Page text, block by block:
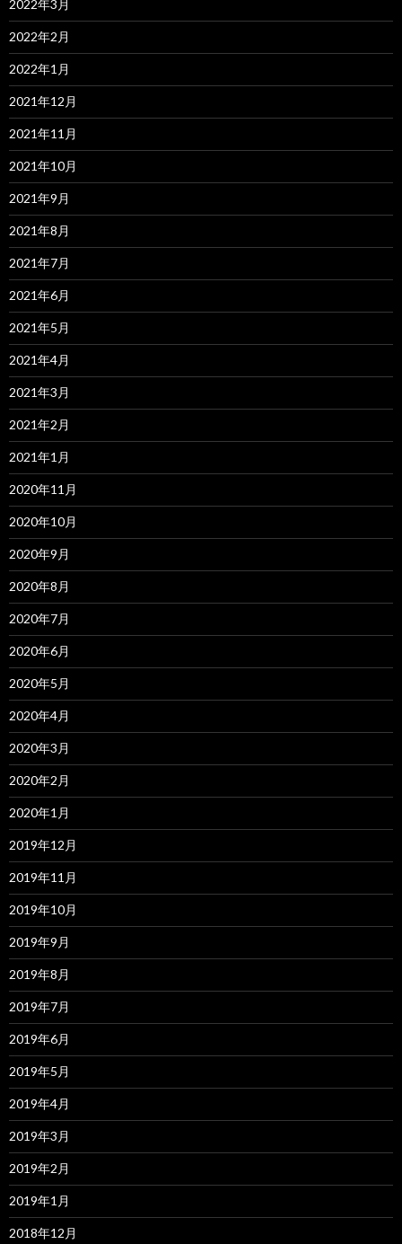
2022年3月
2022年2月
2022年1月
2021年12月
2021年11月
2021年10月
2021年9月
2021年8月
2021年7月
2021年6月
2021年5月
2021年4月
2021年3月
2021年2月
2021年1月
2020年11月
2020年10月
2020年9月
2020年8月
2020年7月
2020年6月
2020年5月
2020年4月
2020年3月
2020年2月
2020年1月
2019年12月
2019年11月
2019年10月
2019年9月
2019年8月
2019年7月
2019年6月
2019年5月
2019年4月
2019年3月
2019年2月
2019年1月
2018年12月